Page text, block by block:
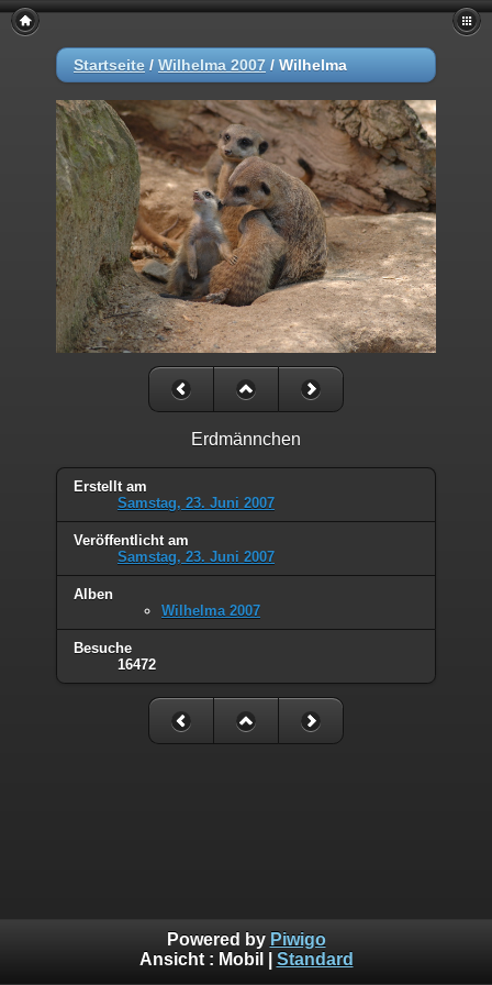
Startseite / Wilhelma 2007 / Wilhelma
Erdmännchen
Erstellt am
Samstag, 23. Juni 2007
Veröffentlicht am
Samstag, 23. Juni 2007
Alben
Wilhelma 2007
Besuche
16472
Powered by Piwigo
Ansicht : Mobil Standard